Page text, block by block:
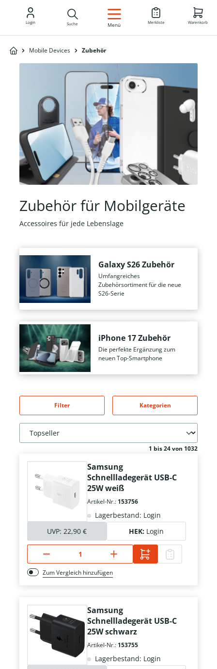
DE
Login Suche Menü Merkliste Warenkorb
Mobile Devices Zubehör
Zubehör für Mobilgeräte
Accessoires für jede Lebenslage
Galaxy S26 Zubehör
Umfangreiches
Zubehörsortiment für die neue
S26-Serie
iPhone 17 Zubehör
Die perfekte Ergänzung zum
neuen Top-Smartphone
Filter Kategorien
1 bis 24 von 1032
Samsung
Schnellladegerät USB-C
25W weiß
Artikel-Nr.: 153756
Lagerbestand: Login
UVP: 22,90 € HEK: Login
Zum Vergleich hinzufügen
Samsung
Schnellladegerät USB-C
25W schwarz
Artikel-Nr.: 153755
Lagerbestand: Login